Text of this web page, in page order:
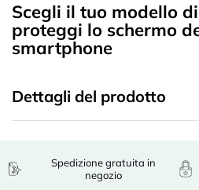
Scegli il tuo modello
proteggi lo schermo
smartphone
Dettagli del prodotto
Spedizione gratuita in
negozio